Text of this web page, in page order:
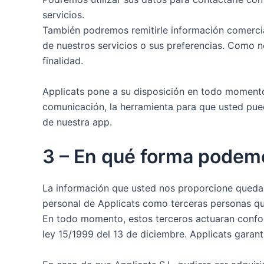
servicios.
También podremos remitirle información
de nuestros servicios o sus preferencias. Como
finalidad.
Applicats pone a su disposición en todo
comunicación, la herramienta para que usted
de nuestra app.
3 – En qué forma
La información que usted nos proporcione
personal de Applicats como terceras personas
En todo momento, estos terceros actuaran
ley 15/1999 del 13 de diciembre. Applicats